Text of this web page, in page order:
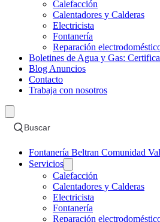
Calefacción
Calentadores y Calderas
Electricista
Fontanería
Reparación
Boletines de Agua y Gas:
Blog Anuncios
Contacto
Trabaja con nosotros
Buscar
Fontanería Beltran Comunidad
Servicios
Calefacción
Calentadores y Calderas
Electricista
Fontanería
Reparación